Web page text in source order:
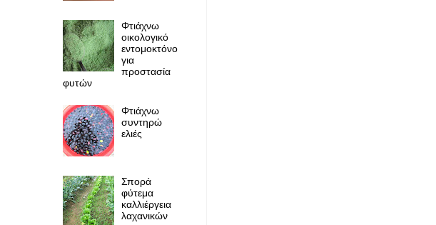
Φτιάχνω
οικολογικό
εντομοκτόνο
για
προστασία
φυτών
Φτιάχνω
συντηρώ
ελιές
Σπορά
φύτεμα
καλλιέργεια
λαχανικών